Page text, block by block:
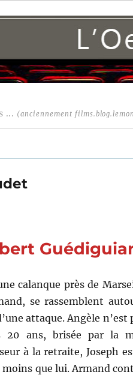
... (anciennement
calanque près de
se rassemblent
attaque. Angèle
20 ans, brisée par la
à la retraite, Joseph
moins que lui. Armand